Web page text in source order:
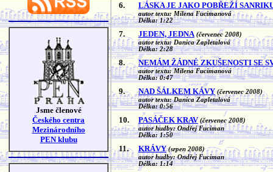
Jsme členové
Českého centra
Mezinárodního
PEN klubu
6. LÁSKA JE JAKO POBŘEŽÍ
autor textu: Milena Fucimanová
Délka: 1:22
7. JEDEN, JEDNA (červenec 2008)
autor textu: Danica Zapletalová
Délka: 2:28
8. NEMÁM ŽÁDNÉ ZKUŠENOSTI SE
autor textu: Milena Fucimanová
Délka: 0:47
9. NAD ŠÁLKEM KÁVY (červenec 2008)
autor textu: Danica Zapletalová
Délka: 0:56
10. PASÁČEK KRAV (červenec 2008)
autor hudby: Ondřej Fuciman
Délka: 1:50
11. KRÁVY (srpen 2008)
autor hudby: Ondřej Fuciman
Délka: 1:14